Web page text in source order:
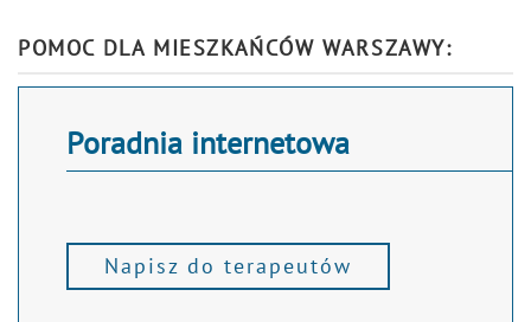
POMOC DLA MIESZKAŃCÓW WARSZAWY:
Poradnia internetowa
Napisz do terapeutów